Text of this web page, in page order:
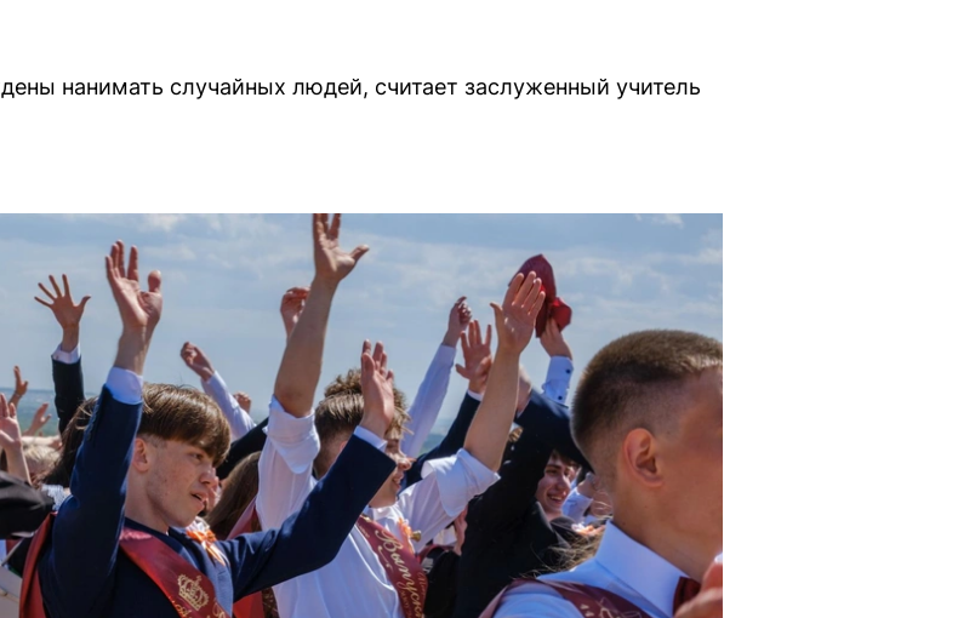
нанимать случайных людей, считает заслуженный учитель